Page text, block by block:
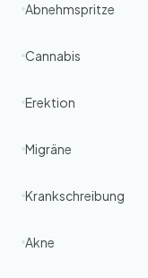
Abnehmspritze
Cannabis
Erektion
Migräne
Krankschreibung
Akne